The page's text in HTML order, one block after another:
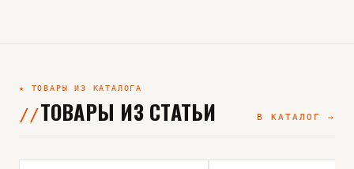
★ ТОВАРЫ ИЗ КАТАЛОГА
ТОВАРЫ ИЗ СТАТЬИ В КАТАЛОГ →